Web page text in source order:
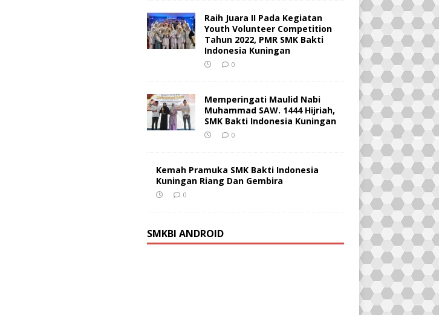
Raih Juara II Pada Kegiatan
Youth Volunteer Competition
Tahun 2022, PMR SMK Bakti
Indonesia Kuningan
0
Memperingati Maulid Nabi
Muhammad SAW. 1444 Hijriah,
SMK Bakti Indonesia Kuningan
0
Kemah Pramuka SMK Bakti Indonesia
Kuningan Riang Dan Gembira
0
SMKBI ANDROID